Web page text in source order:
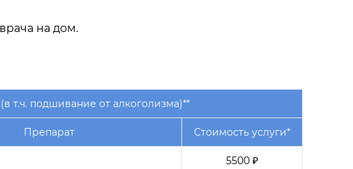
на дом.
т.ч. подшивание от алкоголизма)**
Препарат Стоимость услуги*
5500 ₽